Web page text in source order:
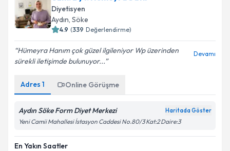
Diyetisyen
Aydın, Söke
4.9 (339 Değerlendirme)
Hümeyra Hanım çok güzel ilgileniyor Wp üzerinden
sürekli iletişimde bulunuyor...
Devamı
Adres 1 Online Görüşme
Aydın Söke Form Diyet Merkezi Haritada Göster
Yeni Camii Mahallesi İstasyon Caddesi No.80/3 Kat:2 Daire:3
En Yakın Saatler